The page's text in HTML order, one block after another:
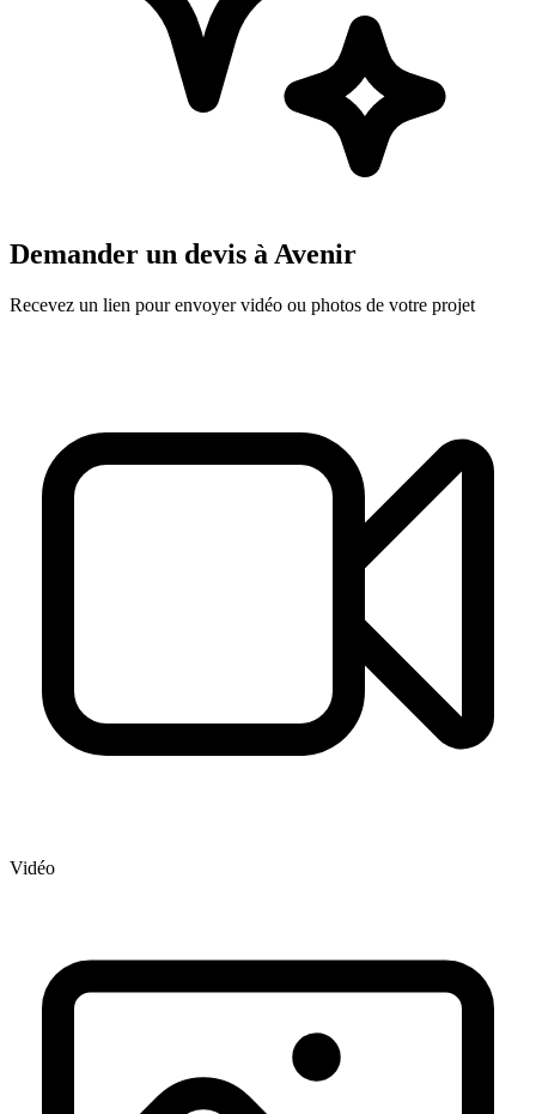
Demander un devis à Avenir
Recevez un lien pour envoyer vidéo ou photos de votre projet
Vidéo